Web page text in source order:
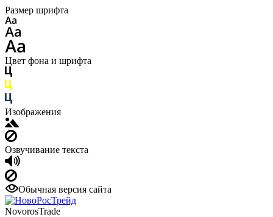
Размер шрифта
Цвет фона и шрифта
Изображения
Озвучивание текста
Обычная версия сайта
NovorosTrade